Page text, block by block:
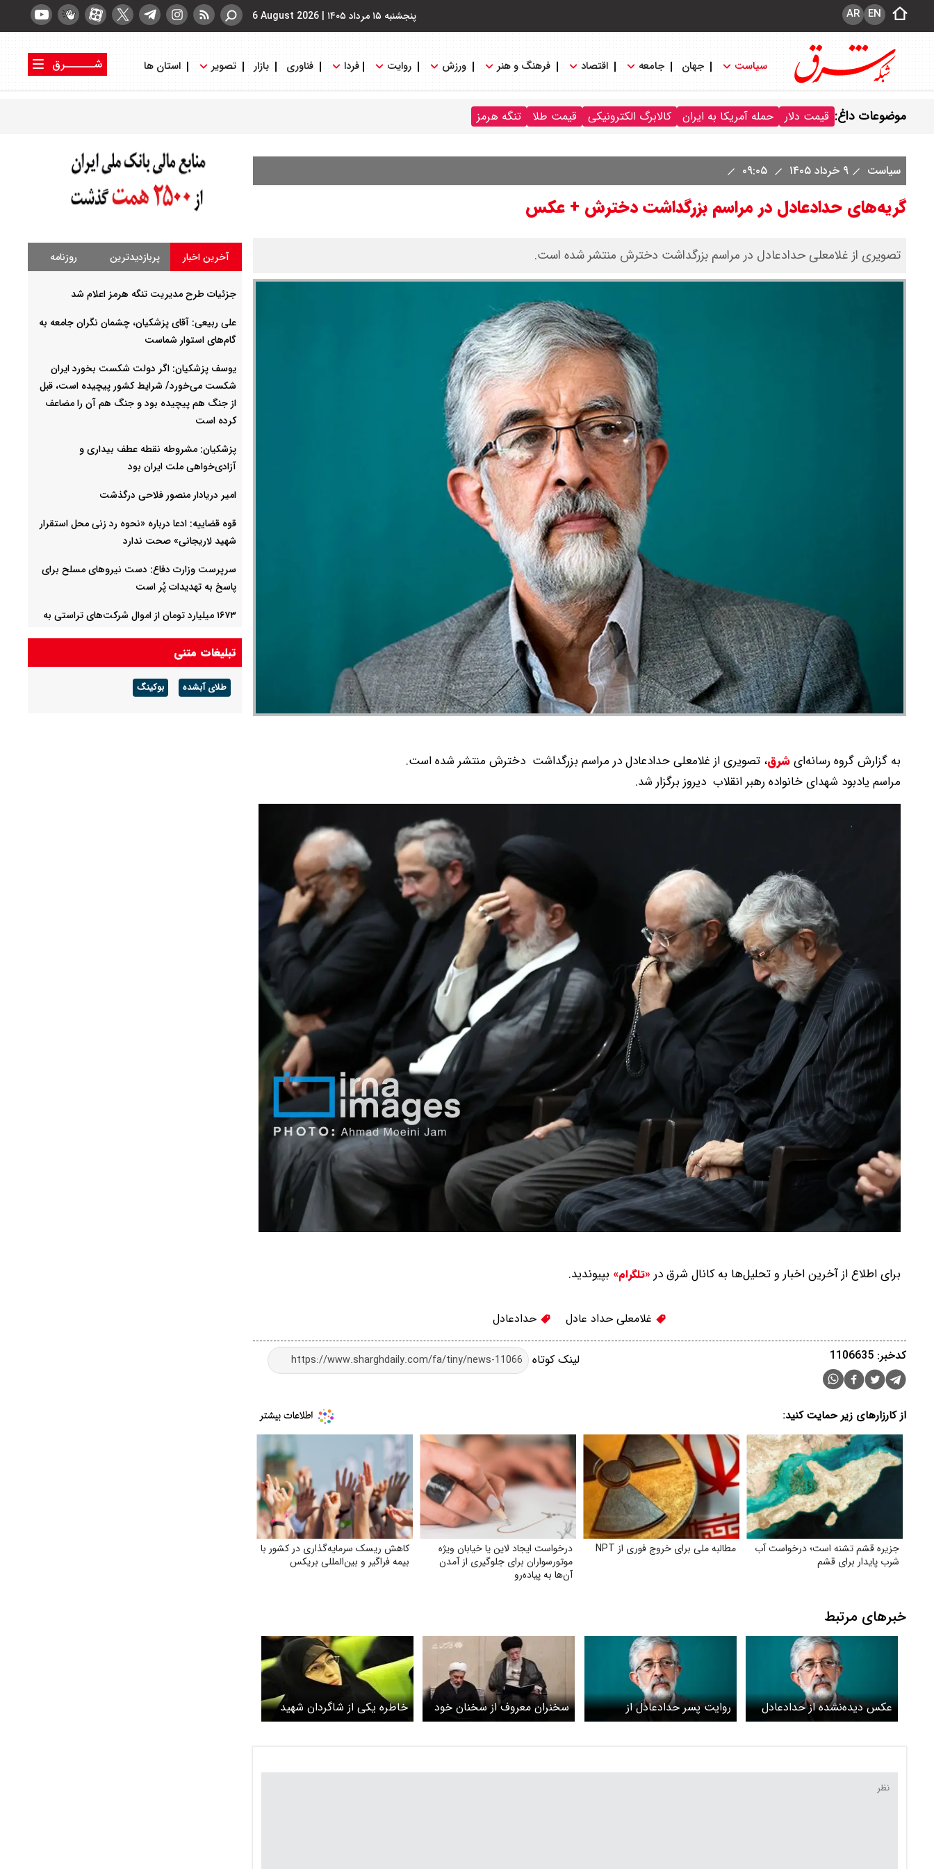
پنجشنبه ۱۵ مرداد ۱۴۰۵ |
6 August 2026 EN
AR
سیاست جهان جامعه اقتصاد فرهنگ و هنر ورزش روایت فردا فناوری بازار تصویر استان ها
شــــــرق
موضوعات داغ: قیمت دلار حمله آمریکا به ایران کالابرگ الکترونیکی قیمت طلا تنگه هرمز
سیاست ۹ خرداد ۱۴۰۵
گریه‌های حدادعادل در مراسم بزرگداشت دخترش + عکس
تصویری از غلامعلی حدادعادل در مراسم بزرگداشت دخترش منتشر شده است.
به گزارش گروه رسانه‌ایشرق، تصویری از غلامعلی حدادعادل در مراسم بزرگداشت دخترش منتشر شده است.
مراسم یادبود شهدای خانواده رهبر انقلاب دیروز برگزار شد.
برای اطلاع از آخرین اخبار و تحلیل‌ها به کانال شرق در «تلگرام» بپیوندید.
غلامعلی حداد عادل حدادعادل
لینک کوتاه کدخبر: 1106635
از کارزارهای زیر حمایت کنید:
جزیره قشم تشنه است؛ درخواست آب
شرب پایدار برای قشم
مطالبه ملی برای خروج فوری از NPT
درخواست ایجاد لاین یا خیابان ویژه
موتورسواران برای جلوگیری از آمدن
آن‌ها به پیاده‌رو
کاهش ریسک سرمایه‌گذاری در کشور با
بیمه فراگیر و بین‌المللی بریکس
خبرهای مرتبط
عکس دیده‌نشده از حدادعادل
در حال تماشای فوتبال در
روایت پسر حدادعادل از
لحظه‌ای که پدرش خبر شهادت
سخنران معروف از سخنان خود
درباره چگونگی شهید شدن
فایل صوتی
خاطره یکی از شاگردان شهید
زهرا حدادعادل از او
آخرین اخبار پربازدیدترین روزنامه
جزئیات طرح مدیریت تنگه هرمز اعلام شد
علی ربیعی: آقای پزشکیان، چشمان نگران جامعه به
گام‌های استوار شماست
یوسف پزشکیان: اگر دولت شکست بخورد ایران
شکست می‌خورد/ شرایط کشور پیچیده است، قبل
از جنگ هم پیچیده بود و جنگ هم آن را مضاعف‌
کرده است
پزشکیان: مشروطه نقطه عطف بیداری و
آزادی‌خواهی ملت ایران بود
امیر دریادار منصور فلاحی درگذشت
قوه قضاییه: ادعا درباره «نحوه رد زنی محل استقرار
شهید لاریجانی» صحت ندارد
سرپرست وزارت دفاع: دست نیروهای مسلح برای
پاسخ به تهدیدات پُر است
۱۶۷۳ میلیارد تومان از اموال شرکت‌های تراستی به
توقیف شد
فرمانده نیروی هوایی ارتش: در دفاع از ایران، جان
بر کف خواهیم بود
تبلیغات متنی
طلای آبشده بوکینگ